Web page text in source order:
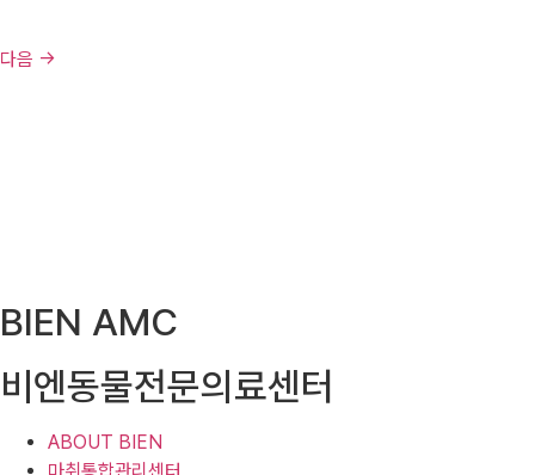
다음 →
BIEN AMC
비엔동물전문의료센터
ABOUT BIEN